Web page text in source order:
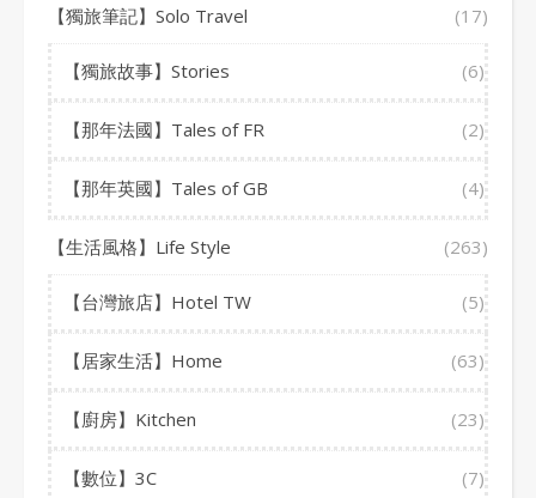
【獨旅筆記】Solo Travel (17)
【獨旅故事】Stories (6)
【那年法國】Tales of FR (2)
【那年英國】Tales of GB (4)
【生活風格】Life Style (263)
【台灣旅店】Hotel TW (5)
【居家生活】Home (63)
【廚房】Kitchen (23)
【數位】3C (7)